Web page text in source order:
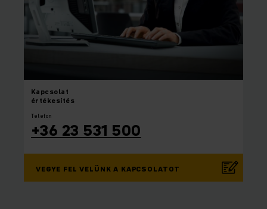
Kapcsolat
értékesítés
Telefon
+36 23 531 500
VEGYE FEL VELÜNK A KAPCSOLATOT